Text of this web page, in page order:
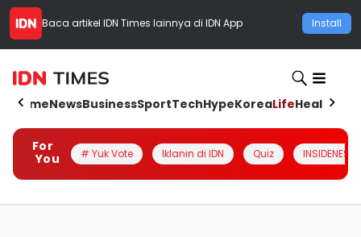
Baca artikel IDN Times lainnya di IDN App Install
HomeNewsBusinessSportTechHypeKoreaLifeHealth
For
You
# Yuk Vote Iklanin di IDN Quiz INSIDENESIA